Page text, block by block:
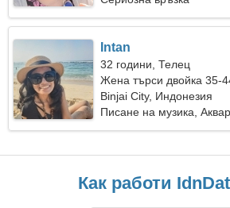
Intan
32 години, Телец
Жена търси двойка 35-
Binjai City, Индонезия
Писане на музика,
Как работи